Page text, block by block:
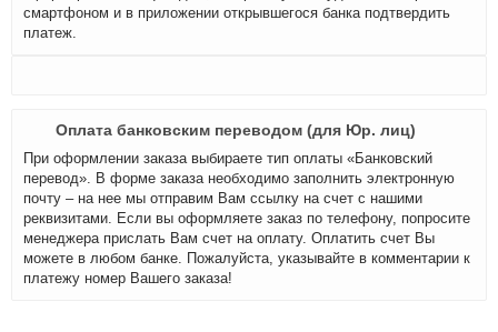
смартфоном и в приложении открывшегося банка подтвердить
платеж.
Оплата банковским переводом (для Юр. лиц)
При оформлении заказа выбираете тип оплаты «Банковский
перевод». В форме заказа необходимо заполнить электронную
почту – на нее мы отправим Вам ссылку на счет с нашими
реквизитами. Если вы оформляете заказ по телефону, попросите
менеджера прислать Вам счет на оплату. Оплатить счет Вы
можете в любом банке. Пожалуйста, указывайте в комментарии к
платежу номер Вашего заказа!